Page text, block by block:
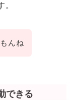
んね
できる